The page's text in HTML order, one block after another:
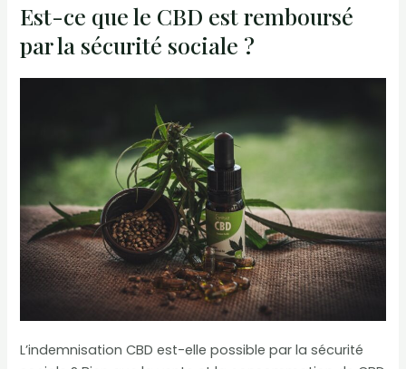
Est-ce que le CBD est remboursé
par la sécurité sociale ?
L’indemnisation CBD est-elle possible par la sécurité